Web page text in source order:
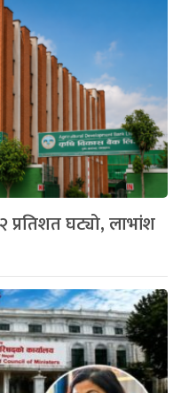
घट्यो, लाभांश